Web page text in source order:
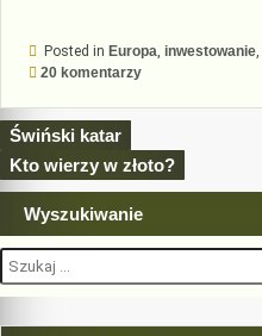
Posted in Europa inwestowanie
20 komentarzydo
Nawigacja
wpisu
Świński katar
Kto wierzy w złoto?
Wyszukiwanie
Szukaj: